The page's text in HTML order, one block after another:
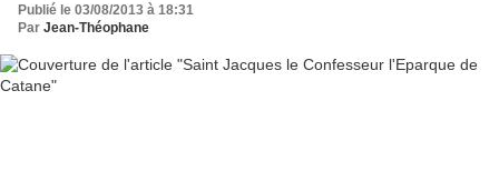
Publié le 03/08/2013 à 18:31
Par Jean-Théophane